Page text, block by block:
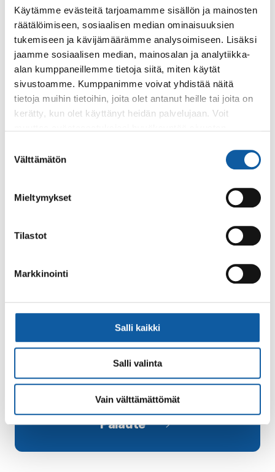
Käytämme evästeitä tarjoamamme sisällön ja mainosten
räätälöimiseen, sosiaalisen median ominaisuuksien
tukemiseen ja kävijämäärämme analysoimiseen. Lisäksi
jaamme sosiaalisen median, mainosalan ja analytiikka-
alan kumppaneillemme tietoja siitä, miten käytät
sivustoamme. Kumppanimme voivat yhdistää näitä
tietoja muihin tietoihin, joita olet antanut heille tai joita on
kerätty, kun olet käyttänyt heidän palvelujaan. Voit
valinta
Välttämätön
Mieltymykset
Tilastot
Markkinointi
Salli kaikki
Salli valinta
Vain välttämättömät
Asiasanat
uimahalli solina uimakoulu
Aiheesta lisää
Seuraavina viikonloppuina tapahtumista
Solina ja Kolina avautuvat kesätauon jälkeen
26.7.
Palaute